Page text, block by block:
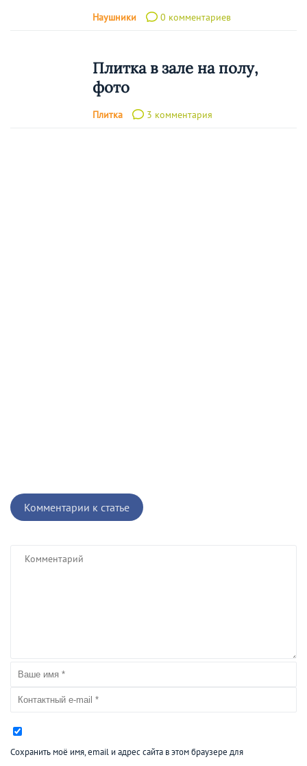
Наушники 0 комментариев
Плитка в зале на полу,
фото
Плитка 3 комментария
Комментарии к статье
Сохранить моё имя, email и адрес сайта в этом браузере для